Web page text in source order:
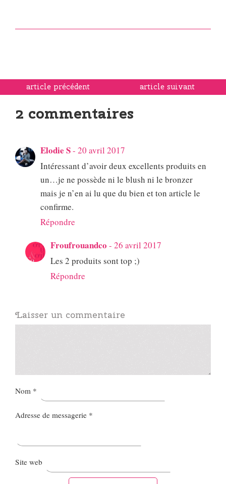
article précédent article suivant
2 commentaires
Elodie S- 20 avril 2017
Intéressant d’avoir deux excellents produits en
un…je ne possède ni le blush ni le bronzer
mais je n’en ai lu que du bien et ton article le
confirme.
Répondre
Froufrouandco - 26 avril 2017
Les 2 produits sont top ;)
Répondre
Laisser un commentaire
Nom *
Adresse de messagerie *
Site web